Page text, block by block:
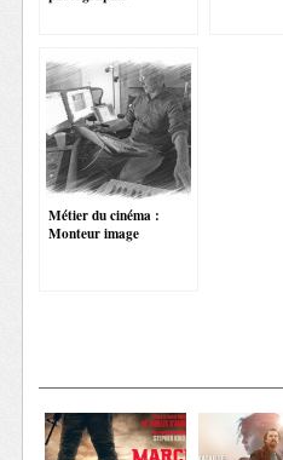
Métier du cinéma :
Monteur image